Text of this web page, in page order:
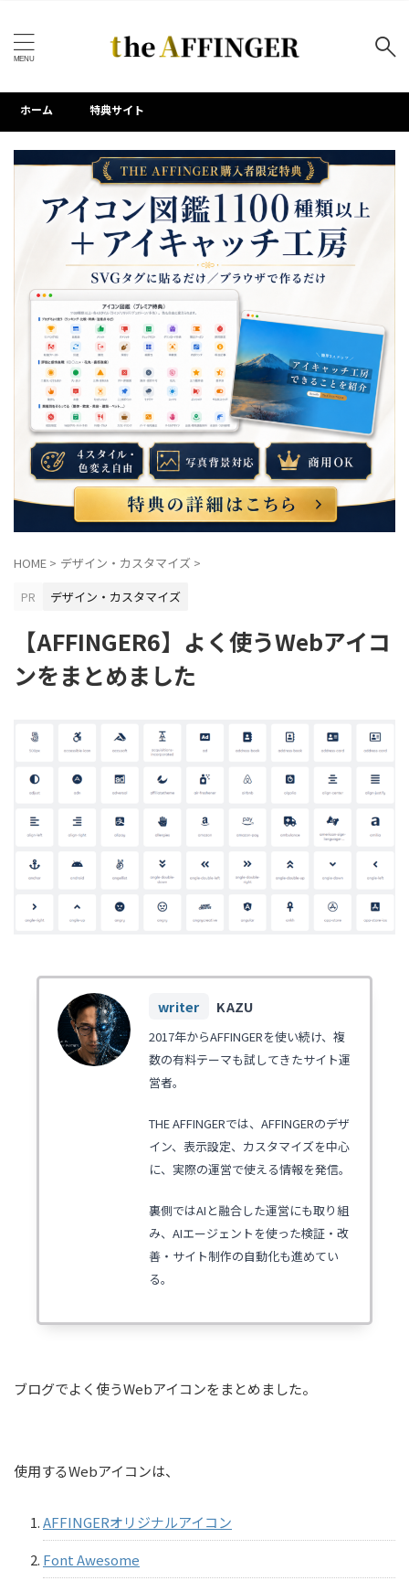
キーワードで検索する
タグ
AFFINGER専用プラグイン Akismet
Contact Form 7 HTML活用 PVモニター
WEBアイコン WordPress標準機能 WP All Export
アクセス解析 アニメーション
サイトタイトル サイト改善 サイドバー
サムネイル画像 サーチコンソール ステップ機能
スパム対策 スマホ表示 タグ管理マネージャー
デザイン済みデータ デモサイト
トラブルシューティング ドロップシャドウ パターン
フッター広告 ブログカード プロフィール ヘッダー
ヘッダーメニュー ヘッダーメニュー（横列）
上級カスタマイズ 初期設定 吹き出し 基本機能
応用テクニック 画像設定
購入特典 追加CSS
ホーム 特典サイト
HOME > デザイン・カスタマイズ >
PR
デザイン・カスタマイズ
【AFFINGER6】よく使うWebアイコ
ンをまとめました
KAZU
2017年からAFFINGERを使い続け、複
数の有料テーマも試してきたサイト運
営者。
THE AFFINGERでは、AFFINGERのデザ
イン、表示設定、カスタマイズを中心
に、実際の運営で使える情報を発信。
裏側ではAIと融合した運営にも取り組
み、AIエージェントを使った検証・改
善・サイト制作の自動化も進めてい
る。
ブログでよく使うWebアイコンをまとめました。
使用するWebアイコンは、
AFFINGERオリジナルアイコン
Font Awesome